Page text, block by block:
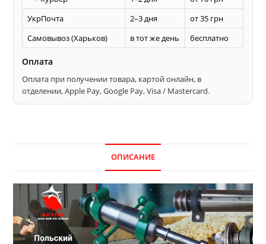
УкрПочта
2–3 дня
от 35 грн
Самовывоз (Харьков)
в тот же день бесплатно
Оплата
Оплата при получении товара, картой онлайн, в
отделении, Apple Pay, Google Pay, Visa / Mastercard.
ОПИСАНИЕ